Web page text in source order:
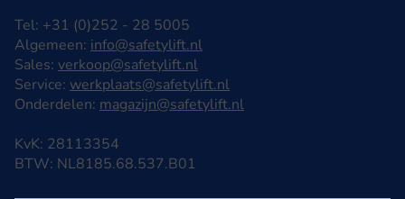
Tel: +31 (0)252 - 28 5005
Algemeen: info@safetylift.nl
Sales: verkoop@safetylift.nl
Service: werkplaats@safetylift.nl
Onderdelen: magazijn@safetylift.nl
KvK: 28113354
BTW: NL8185.68.537.B01